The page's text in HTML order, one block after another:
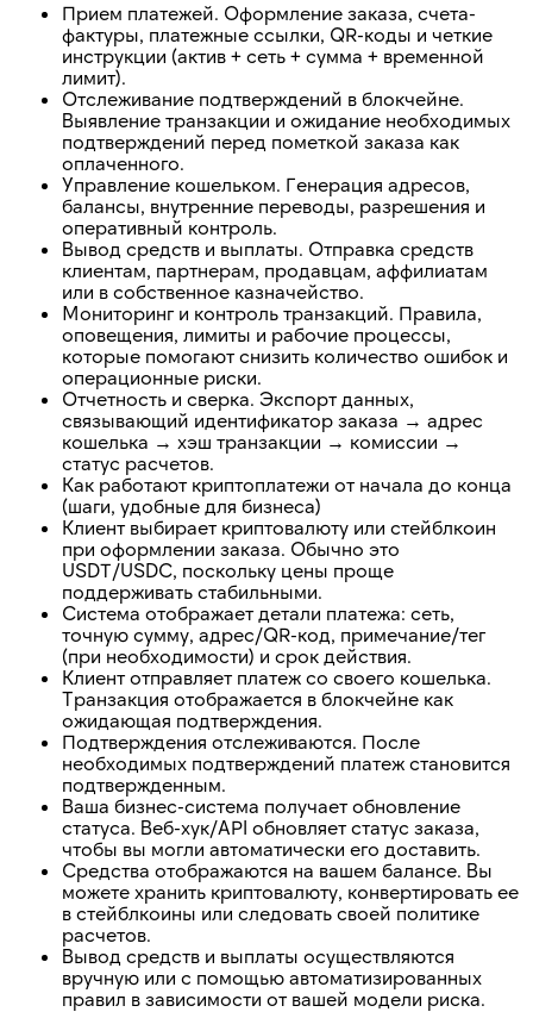
Прием платежей. Оформление заказа, счета-
фактуры, платежные ссылки, QR-коды и четкие
инструкции (актив + сеть + сумма + временной
лимит).
Отслеживание подтверждений в блокчейне.
Выявление транзакции и ожидание необходимых
подтверждений перед пометкой заказа как
оплаченного.
Управление кошельком. Генерация адресов,
балансы, внутренние переводы, разрешения и
оперативный контроль.
Вывод средств и выплаты. Отправка средств
клиентам, партнерам, продавцам, аффилиатам
или в собственное казначейство.
Мониторинг и контроль транзакций. Правила,
оповещения, лимиты и рабочие процессы,
которые помогают снизить количество ошибок и
операционные риски.
Отчетность и сверка. Экспорт данных,
связывающий идентификатор заказа → адрес
кошелька → хэш транзакции → комиссии →
статус расчетов.
Как работают криптоплатежи от начала до конца
(шаги, удобные для бизнеса)
Клиент выбирает криптовалюту или стейблкоин
при оформлении заказа. Обычно это
USDT/USDC, поскольку цены проще
поддерживать стабильными.
Система отображает детали платежа: сеть,
точную сумму, адрес/QR-код, примечание/тег
(при необходимости) и срок действия.
Клиент отправляет платеж со своего кошелька.
Транзакция отображается в блокчейне как
ожидающая подтверждения.
Подтверждения отслеживаются. После
необходимых подтверждений платеж становится
подтвержденным.
Ваша бизнес-система получает обновление
статуса. Веб-хук/API обновляет статус заказа,
чтобы вы могли автоматически его доставить.
Средства отображаются на вашем балансе. Вы
можете хранить криптовалюту, конвертировать ее
в стейблкоины или следовать своей политике
расчетов.
Вывод средств и выплаты осуществляются
вручную или с помощью автоматизированных
правил в зависимости от вашей модели риска.